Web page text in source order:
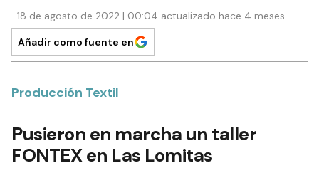
18 de agosto de 2022 | 00:04 actualizado hace 4 meses
Añadir como fuente en
Producción Textil
Pusieron en marcha un taller
FONTEX en Las Lomitas